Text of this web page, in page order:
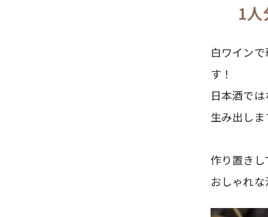
1
白ワイン
す！
日本酒で
生み出しま
作り置き
おしゃれ